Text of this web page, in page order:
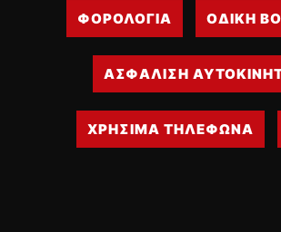
ΦΟΡΟΛΟΓΙΑ ΟΔΙΚΗ
ΑΣΦΑΛΙΣΗ
ΧΡΗΣΙΜΑ ΤΗΛΕΦΩΝΑ